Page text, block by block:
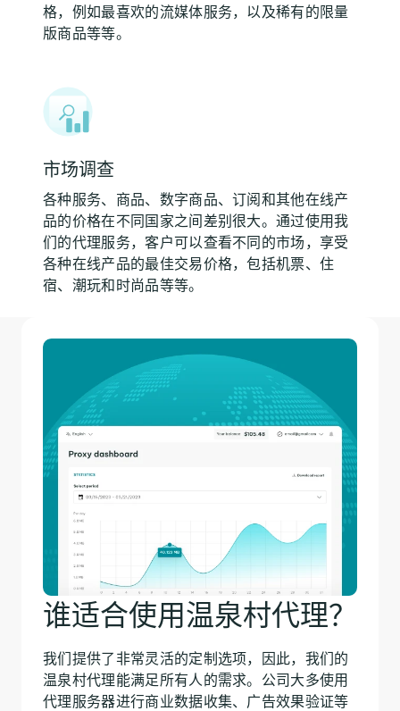
格，例如最喜欢的流媒体服务，以及稀有的限量
版商品等等。
市场调查
各种服务、商品、数字商品、订阅和其他在线产
品的价格在不同国家之间差别很大。通过使用我
们的代理服务，客户可以查看不同的市场，享受
各种在线产品的最佳交易价格，包括机票、住
宿、潮玩和时尚品等等。
谁适合使用温泉村代理？
我们提供了非常灵活的定制选项，因此，我们的
温泉村代理能满足所有人的需求。公司大多使用
代理服务器进行商业数据收集、广告效果验证等